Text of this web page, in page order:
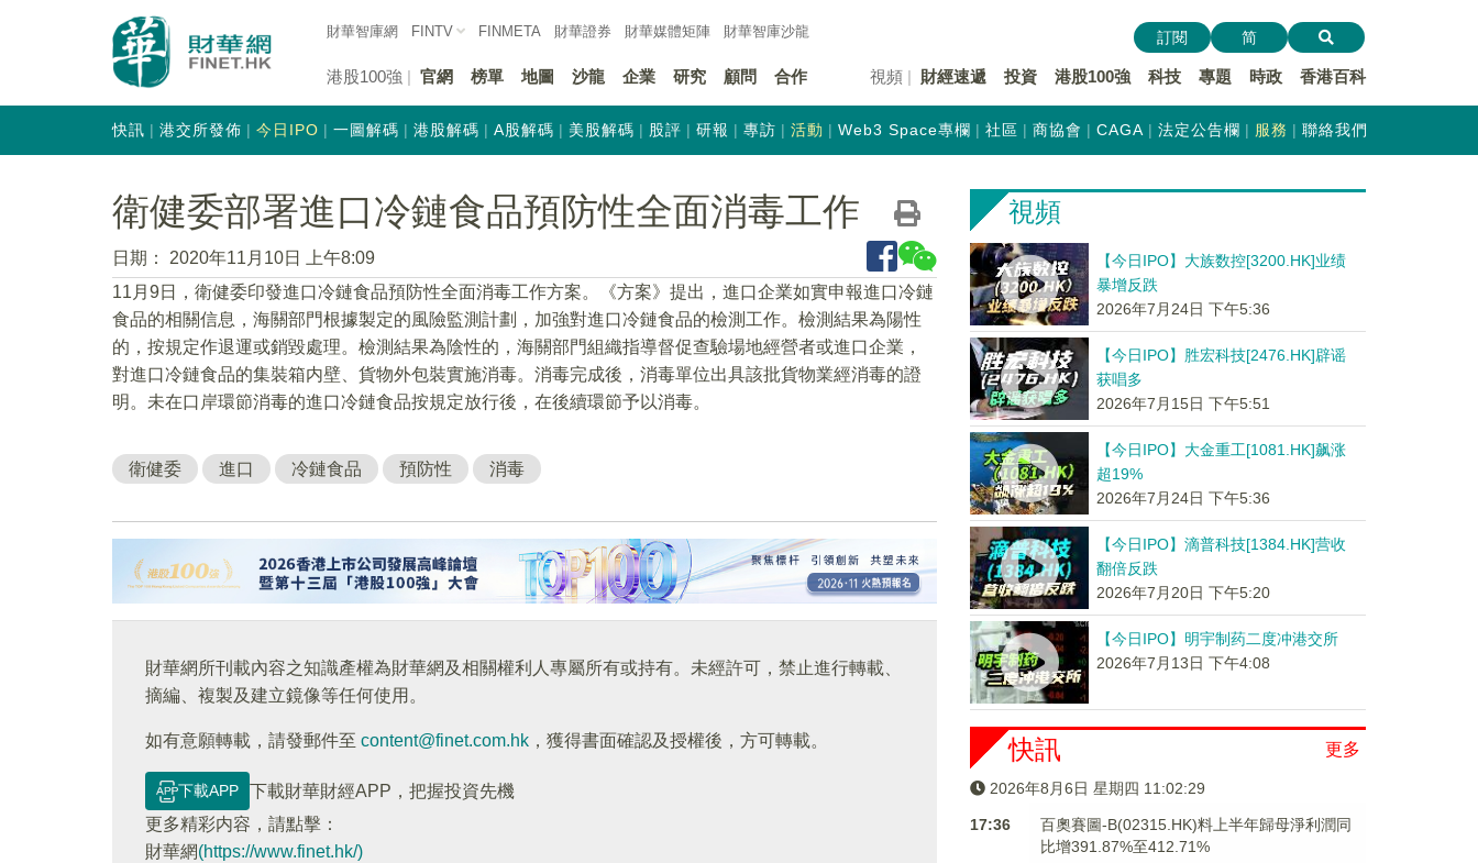
財華智庫網 FINTV FINMETA 財華證券 財華媒體矩陣 財華智庫沙龍
港股100強 官網 榜單 地圖 沙龍 企業 研究 顧問 合作 視頻 財經速遞 投資 港股100強 科技 專題 時政 香港百科
訂閱 简
快訊 港交所發佈 今日IPO 一圖解碼 港股解碼 A股解碼 美股解碼 股評 研報 專訪 活動 Web3 Space專欄 社區 商協會 CAGA 法定公告欄 服務 聯絡我們
衛健委部署進口冷鏈食品預防性全面消毒工作
日期：
2020年11月10日 上午8:09
11月9日，衛健委印發進口冷鏈食品預防性全面消毒工作方案。《方案》提出，進口企業如實申報進口冷鏈
食品的相關信息，海關部門根據製定的風險監測計劃，加強對進口冷鏈食品的檢測工作。檢測結果為陽性
的，按規定作退運或銷毀處理。檢測結果為陰性的，海關部門組織指導督促查驗場地經營者或進口企業，
對進口冷鏈食品的集裝箱内壁、貨物外包裝實施消毒。消毒完成後，消毒單位出具該批貨物業經消毒的證
明。未在口岸環節消毒的進口冷鏈食品按規定放行後，在後續環節予以消毒。
衛健委 進口 冷鏈食品 預防性 消毒
財華網所刊載內容之知識產權為財華網及相關權利人專屬所有或持有。未經許可，禁止進行轉載、
摘編、複製及建立鏡像等任何使用。
如有意願轉載，請發郵件至 content@finet.com.hk ，獲得書面確認及授權後，方可轉載。
下載APP
下載財華財經APP，把握投資先機
更多精彩内容，請點擊：
財華網(https://www.finet.hk/)
視頻
【今日IPO】大族数控[3200.HK]业绩
暴增反跌
2026年7月24日 下午5:36
【今日IPO】胜宏科技[2476.HK]辟谣
获唱多
2026年7月15日 下午5:51
【今日IPO】大金重工[1081.HK]飙涨
超19%
2026年7月24日 下午5:36
【今日IPO】滴普科技[1384.HK]营收
翻倍反跌
2026年7月20日 下午5:20
【今日IPO】明宇制药二度冲港交所
2026年7月13日 下午4:08
更多
快訊
2026年8月6日 星期四 11:02:29
17:36
百奧賽圖-B(02315.HK)料上半年歸母淨利潤同
比增391.87%至412.71%